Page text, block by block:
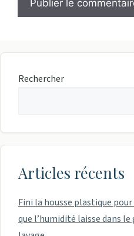
Rechercher
Articles récents
Fini la housse plastique
que l’humidité laisse dans